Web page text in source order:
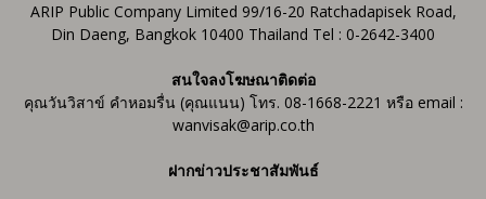
ARIP Public Company Limited 99/16-20 Ratchadapisek Road,
Din Daeng, Bangkok 10400 Thailand Tel : 0-2642-3400
สนใจลงโฆษณาติดต่อ
คุณวันวิสาข์ คำหอมรื่น (คุณแนน) โทร. 08-1668-2221 หรือ email :
wanvisak@arip.co.th
ฝากข่าวประชาสัมพันธ์